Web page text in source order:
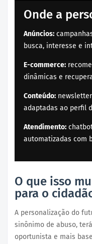
Onde a
Anúncios:
busca, interesse e
E-commerce:
dinâmicas e
Conteúdo:
adaptadas ao perfil
Atendimento:
automatizadas com
O que isso
para o
A personalização do
sinônimo de abuso,
oportunista e mais